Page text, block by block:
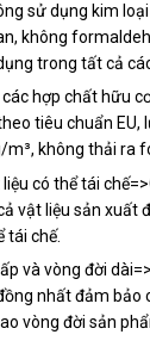
sử dụng kim
không
trong tất cả
hợp chất hữu
tiêu chuẩn EU,
m³, không thải ra
liệu có thể tái
vật liệu sản xuất
tái chế.
và vòng đời
nhất đảm bảo
vòng đời sản